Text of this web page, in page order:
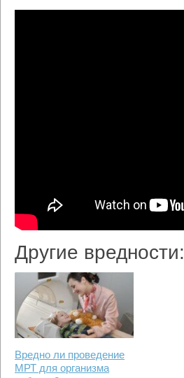
Другие вредности:
Вредно ли проведение
МРТ для организма